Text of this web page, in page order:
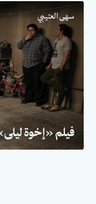
سهى العتيبي
فيلم «إخوة